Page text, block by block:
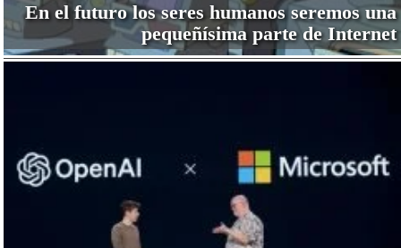
En el futuro los seres humanos seremos una
pequeñísima parte de Internet